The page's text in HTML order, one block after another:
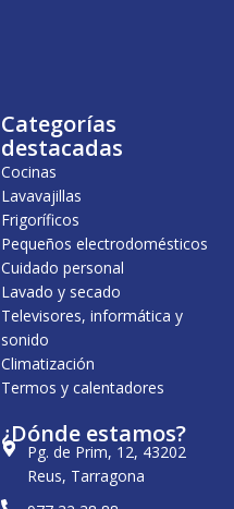
Categorías
destacadas
Cocinas
Lavavajillas
Frigoríficos
Pequeños electrodomésticos
Cuidado personal
Lavado y secado
Televisores, informática y
sonido
Climatización
Termos y calentadores
¿Dónde estamos?
Pg. de Prim, 12, 43202
Reus, Tarragona